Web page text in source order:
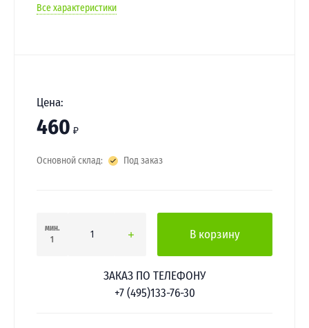
Все характеристики
Цена:
460 ₽
Основной склад: Под заказ
мин.
1
В корзину
ЗАКАЗ ПО ТЕЛЕФОНУ
+7 (495)133-76-30